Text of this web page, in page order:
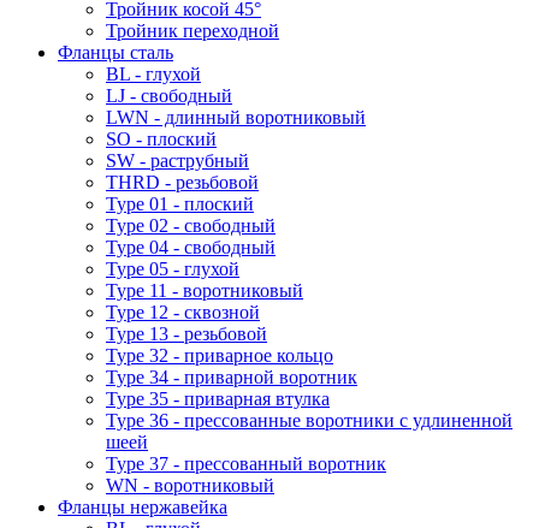
Тройник косой 45°
Тройник переходной
Фланцы сталь
BL - глухой
LJ - свободный
LWN - длинный воротниковый
SO - плоский
SW - раструбный
THRD - резьбовой
Type 01 - плоский
Type 02 - свободный
Type 04 - свободный
Type 05 - глухой
Type 11 - воротниковый
Type 12 - сквозной
Type 13 - резьбовой
Type 32 - приварное кольцо
Type 34 - приварной воротник
Type 35 - приварная втулка
Type 36 - прессованные воротники с удлиненной
шеей
Type 37 - прессованный воротник
WN - воротниковый
Фланцы нержавейка